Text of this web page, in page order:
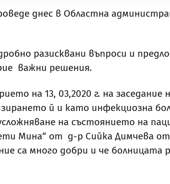
днес в Областна
разисквани въпроси и
важни решения.
на 13, 03,2020 г. на
й и като инфекциозна
на състоянието на
Мина“ от д-р Сийка Димчева
са много добри и че болницата